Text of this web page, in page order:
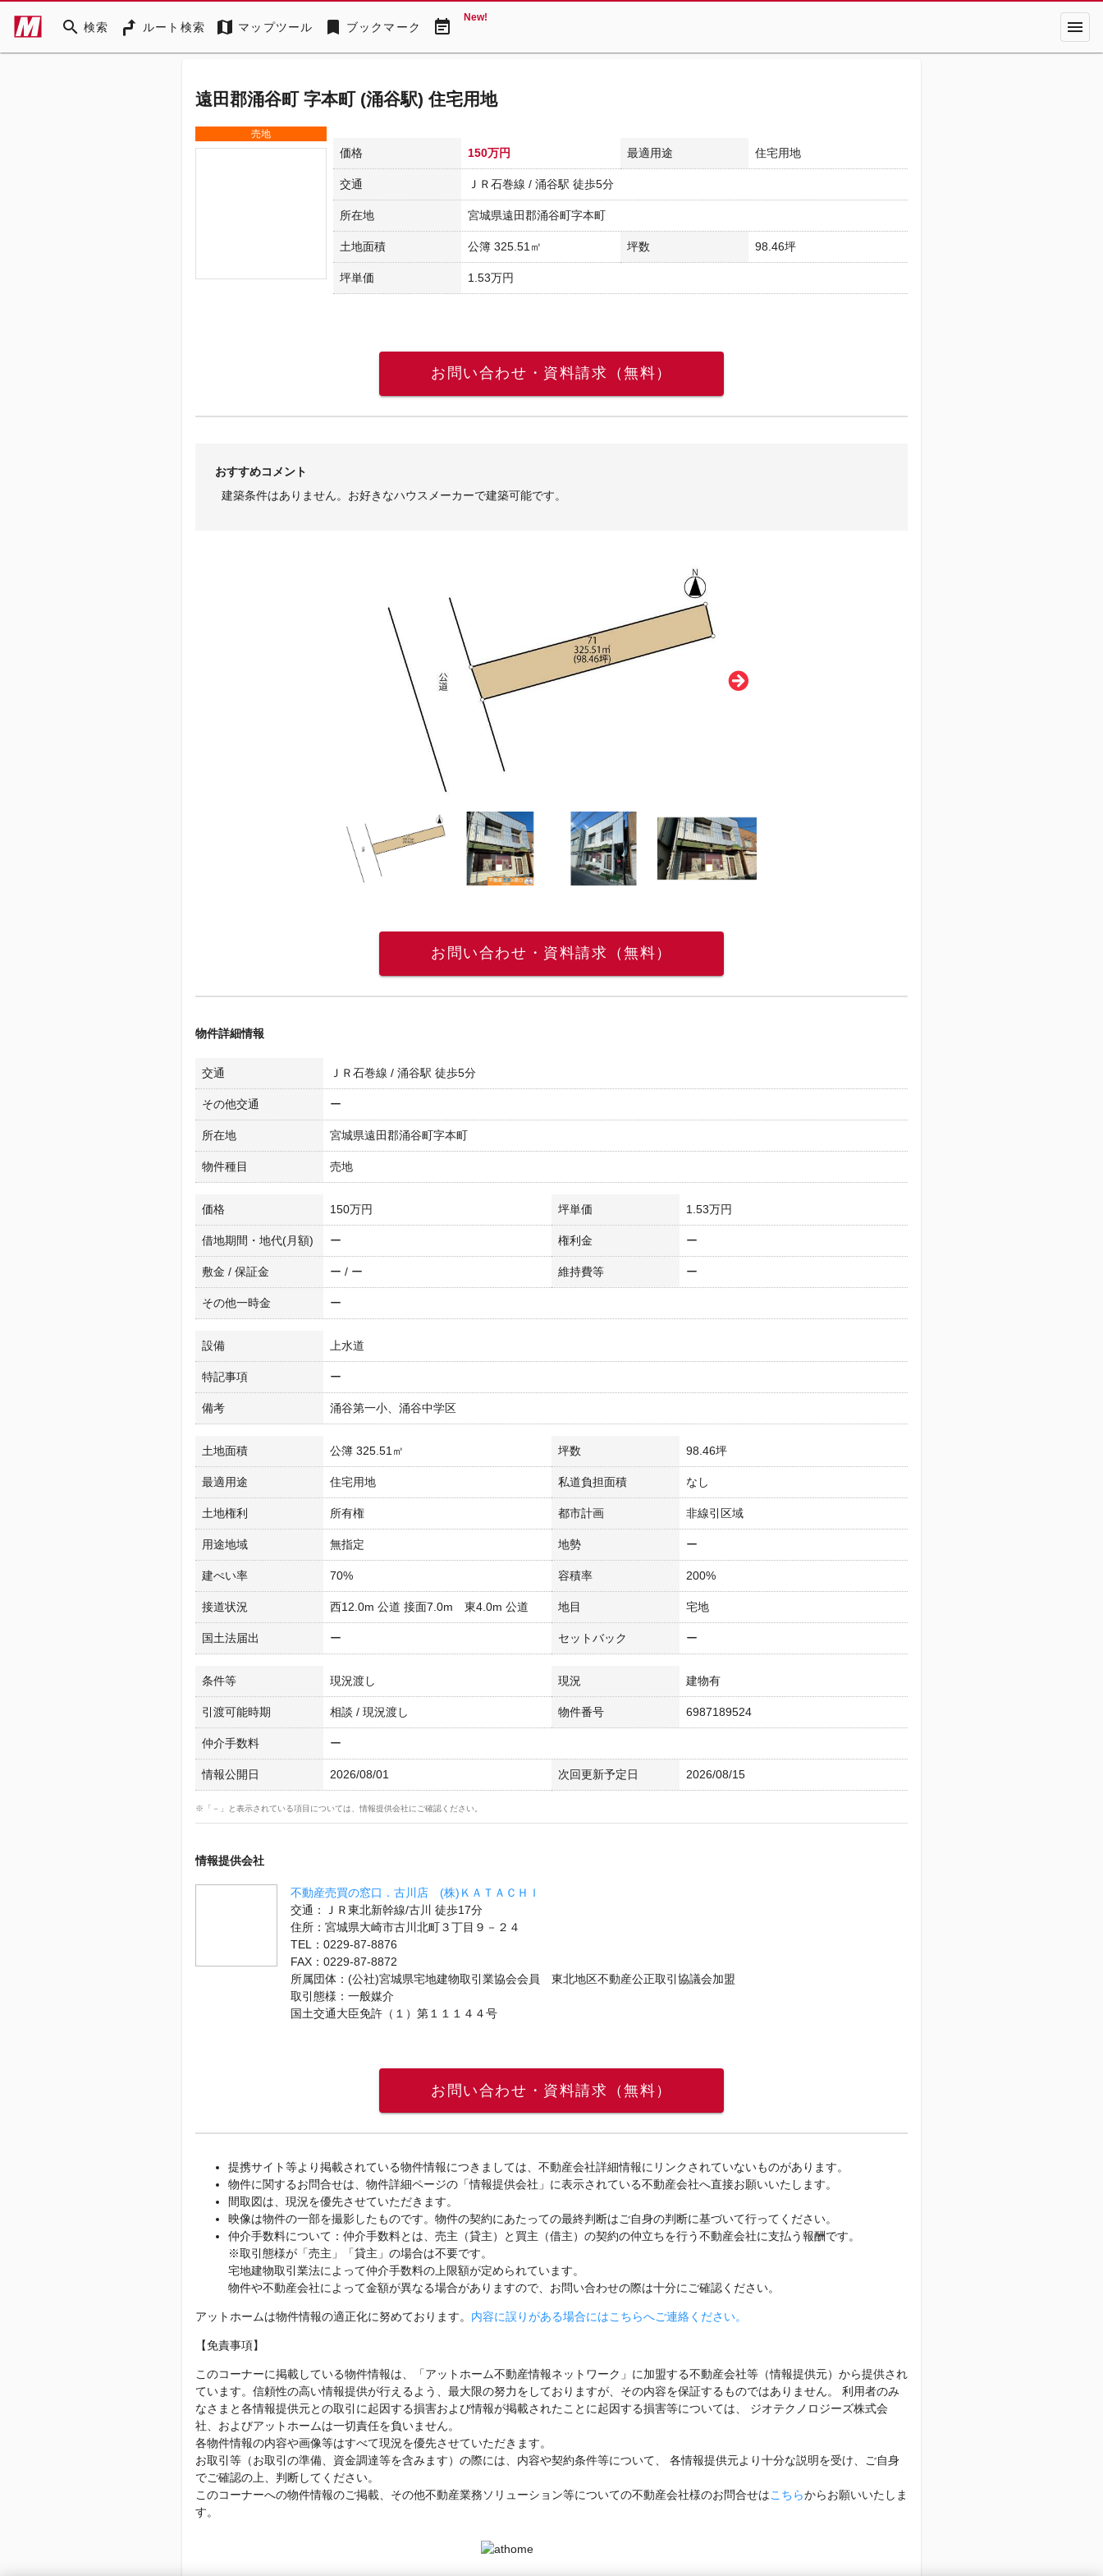
search 検索 ルート検索 map マップツール bookmark ブックマーク event_note New! menu
遠田郡涌谷町 字本町 (涌谷駅) 住宅用地
売地
価格 150万円 最適用途 住宅用地
交通 ＪＲ石巻線 / 涌谷駅 徒歩5分
所在地 宮城県遠田郡涌谷町字本町
土地面積 公簿 325.51㎡ 坪数 98.46坪
坪単価 1.53万円
お問い合わせ・資料請求（無料）
おすすめコメント
建築条件はありません。お好きなハウスメーカーで建築可能です。
お問い合わせ・資料請求（無料）
物件詳細情報
交通 ＪＲ石巻線 / 涌谷駅 徒歩5分
その他交通 ー
所在地 宮城県遠田郡涌谷町字本町
物件種目 売地
価格 150万円 坪単価 1.53万円
借地期間・地代(月額) ー 権利金 ー
敷金 / 保証金 ー / ー 維持費等 ー
その他一時金 ー
設備 上水道
特記事項 ー
備考 涌谷第一小、涌谷中学区
土地面積 公簿 325.51㎡ 坪数 98.46坪
最適用途 住宅用地 私道負担面積 なし
土地権利 所有権 都市計画 非線引区域
用途地域 無指定 地勢 ー
建ぺい率 70% 容積率 200%
接道状況 西12.0m 公道 接面7.0m 東4.0m 公道 地目 宅地
国土法届出 ー セットバック ー
条件等 現況渡し 現況 建物有
引渡可能時期 相談 / 現況渡し 物件番号 6987189524
仲介手数料 ー
情報公開日 2026/08/01 次回更新予定日 2026/08/15
※「－」と表示されている項目については、情報提供会社にご確認ください。
情報提供会社
不動産売買の窓口．古川店 (株)ＫＡＴＡＣＨＩ
交通：ＪＲ東北新幹線/古川 徒歩17分
住所：宮城県大崎市古川北町３丁目９－２４
TEL：0229-87-8876
FAX：0229-87-8872
所属団体：(公社)宮城県宅地建物取引業協会会員 東北地区不動産公正取引協議会加盟
取引態様：一般媒介
国土交通大臣免許（１）第１１１４４号
お問い合わせ・資料請求（無料）
提携サイト等より掲載されている物件情報につきましては、不動産会社詳細情報にリンクされていないものがあります。
物件に関するお問合せは、物件詳細ページの「情報提供会社」に表示されている不動産会社へ直接お願いいたします。
間取図は、現況を優先させていただきます。
映像は物件の一部を撮影したものです。物件の契約にあたっての最終判断はご自身の判断に基づいて行ってください。
仲介手数料について：仲介手数料とは、売主（貸主）と買主（借主）の契約の仲立ちを行う不動産会社に支払う報酬です。
※取引態様が「売主」「貸主」の場合は不要です。
宅地建物取引業法によって仲介手数料の上限額が定められています。
物件や不動産会社によって金額が異なる場合がありますので、お問い合わせの際は十分にご確認ください。
アットホームは物件情報の適正化に努めております。 内容に誤りがある場合にはこちらへご連絡ください。
【免責事項】
このコーナーに掲載している物件情報は、「アットホーム不動産情報ネットワーク」に加盟する不動産会社等（情報提供元）から提供され
ています。信頼性の高い情報提供が行えるよう、最大限の努力をしておりますが、その内容を保証するものではありません。 利用者のみ
なさまと各情報提供元との取引に起因する損害および情報が掲載されたことに起因する損害等については、 ジオテクノロジーズ株式会
社、およびアットホームは一切責任を負いません。
各物件情報の内容や画像等はすべて現況を優先させていただきます。
お取引等（お取引の準備、資金調達等を含みます）の際には、内容や契約条件等について、 各情報提供元より十分な説明を受け、ご自身
でご確認の上、判断してください。
このコーナーへの物件情報のご掲載、その他不動産業務ソリューション等についての不動産会社様のお問合せはこちらからお願いいたしま
す。